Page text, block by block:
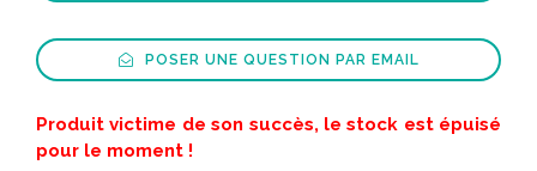
POSER UNE QUESTION PAR EMAIL
Produit victime de son succès, le stock est épuisé
pour le moment !